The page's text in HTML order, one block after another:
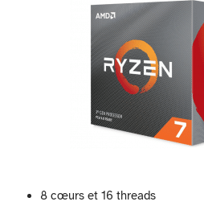
8 cœurs et 16 threads